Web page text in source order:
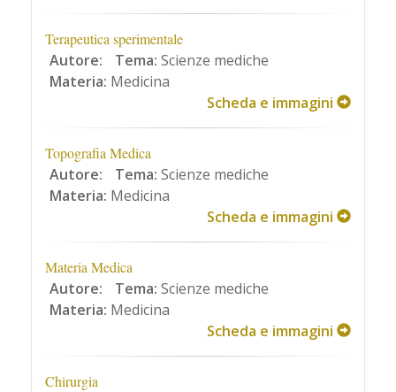
Terapeutica sperimentale
Autore: Tema: Scienze mediche
Materia: Medicina
Scheda e immagini
Topografia Medica
Autore: Tema: Scienze mediche
Materia: Medicina
Scheda e immagini
Materia Medica
Autore: Tema: Scienze mediche
Materia: Medicina
Scheda e immagini
Chirurgia